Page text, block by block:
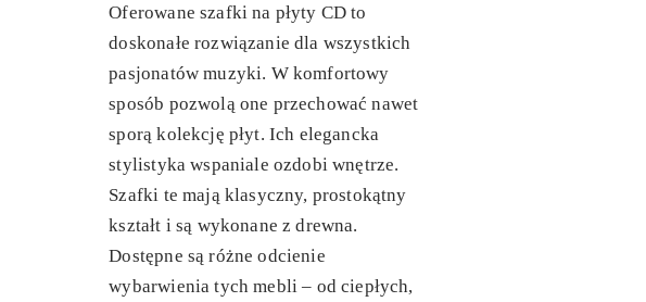
Oferowane szafki na płyty CD to
doskonałe rozwiązanie dla wszystkich
pasjonatów muzyki. W komfortowy
sposób pozwolą one przechować nawet
sporą kolekcję płyt. Ich elegancka
stylistyka wspaniale ozdobi wnętrze.
Szafki te mają klasyczny, prostokątny
kształt i są wykonane z drewna.
Dostępne są różne odcienie
wybarwienia tych mebli – od ciepłych,